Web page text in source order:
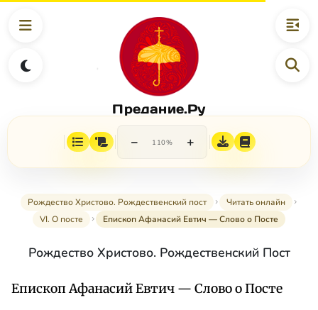
Предание.Ру
− 110% +
Рождество Христово. Рождественский пост
Читать онлайн
VI. О посте
Епископ Афанасий Евтич — Слово о Посте
Рождество Христово. Рождественский Пост
Епископ Афанасий Евтич — Слово о Посте